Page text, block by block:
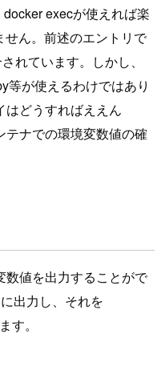
execが使えれば楽
ん。前述のエントリで
れています。しかし、
等が使えるわけではあり
はどうすればええん
ナでの環境変数値の確
値を出力することがで
出力し、それを
す。